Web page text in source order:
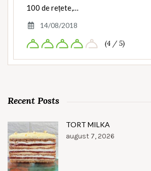
100 de rețete,…
14/08/2018
(4 / 5)
Recent Posts
TORT MILKA
august 7, 2026